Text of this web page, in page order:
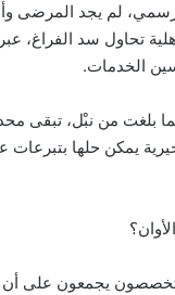
لم يجد المرضى
تحاول سد الفراغ،
الخدمات.
بلغت من نبْل، تبقى
يمكن حلها بتبرعات
يجمعون على أن